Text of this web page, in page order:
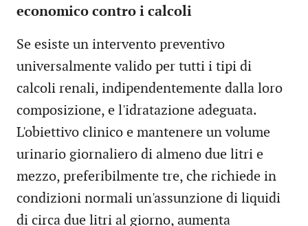
economico contro i calcoli
Se esiste un intervento preventivo
universalmente valido per tutti i tipi di
calcoli renali, indipendentemente dalla loro
composizione, e l'idratazione adeguata.
L'obiettivo clinico e mantenere un volume
urinario giornaliero di almeno due litri e
mezzo, preferibilmente tre, che richiede in
condizioni normali un'assunzione di liquidi
di circa due litri al giorno, aumenta